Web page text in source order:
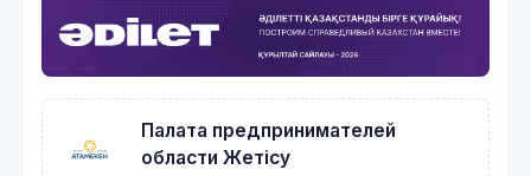
Палата предпринимателей
области Жетісу